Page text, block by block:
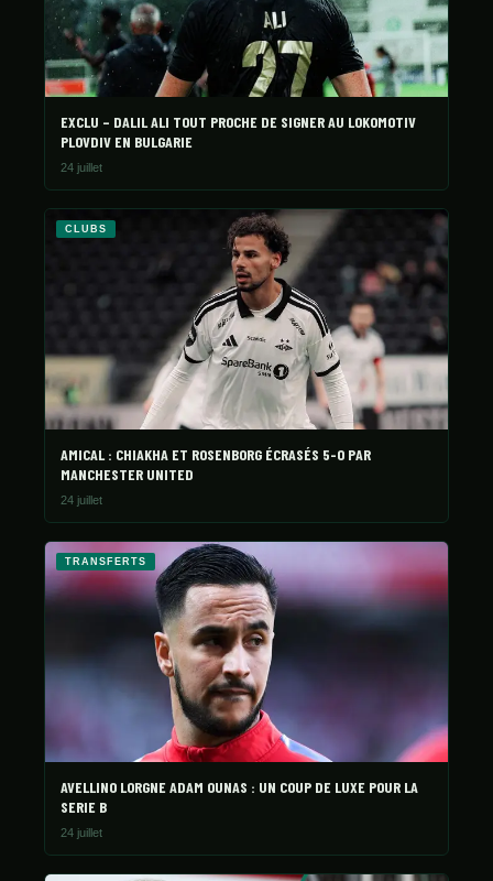
EXCLU – DALIL ALI TOUT PROCHE DE SIGNER AU LOKOMOTIV
PLOVDIV EN BULGARIE
24 juillet
CLUBS
AMICAL : CHIAKHA ET ROSENBORG ÉCRASÉS 5-0 PAR
MANCHESTER UNITED
24 juillet
TRANSFERTS
AVELLINO LORGNE ADAM OUNAS : UN COUP DE LUXE POUR LA
SERIE B
24 juillet